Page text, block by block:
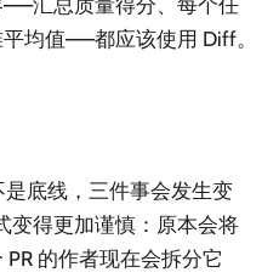
均值——都应该使用 Diff。
底线，三件事会发生变
变得更加谨慎：原本会将
的作者现在会拆分它